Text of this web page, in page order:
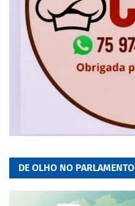
DE OLHO NO PARLAMENTO